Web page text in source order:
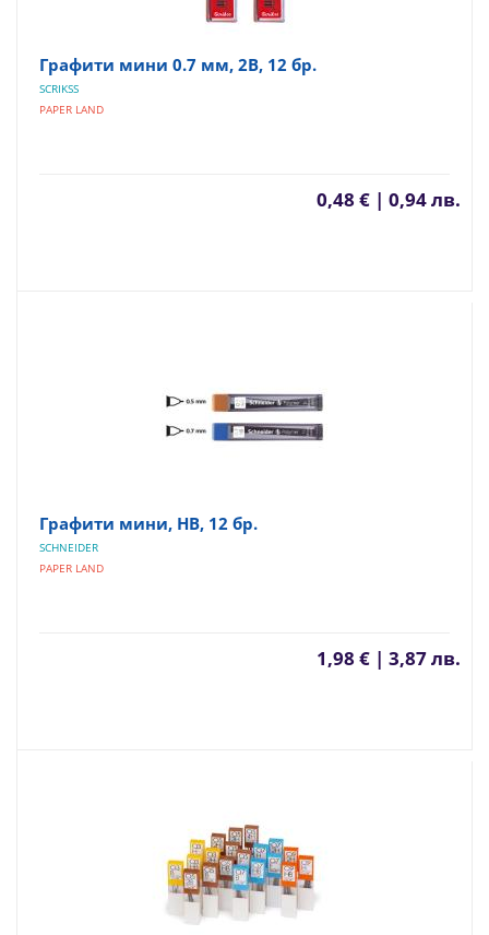
Графити мини 0.7 мм, 2В, 12 бр.
SCRIKSS
PAPER LAND
0,48 € | 0,94 лв.
Графити мини, HВ, 12 бр.
SCHNEIDER
PAPER LAND
1,98 € | 3,87 лв.